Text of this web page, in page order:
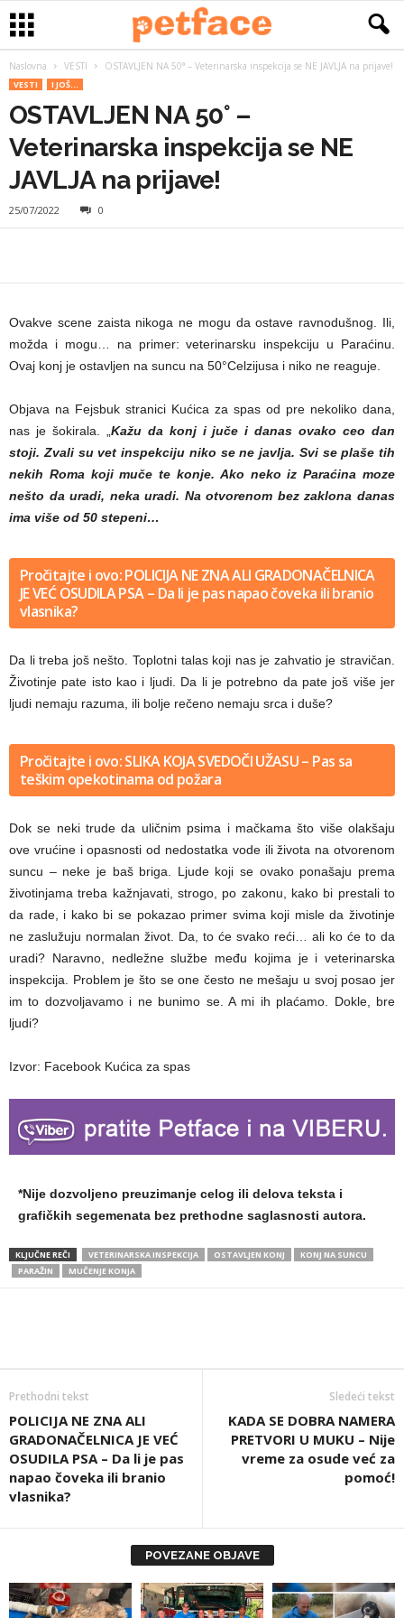
Naslovna VESTI OSTAVLJEN NA 50° – Veterinarska inspekcija se NE JAVLJA na prijave!
VESTI I JOŠ...
OSTAVLJEN NA 50° –
Veterinarska inspekcija se NE
JAVLJA na prijave!
25/07/2022 0
Ovakve scene zaista nikoga ne mogu da ostave ravnodušnog. Ili,
možda i mogu… na primer: veterinarsku inspekciju u Paraćinu.
Ovaj konj je ostavljen na suncu na 50°Celzijusa i niko ne reaguje.
Objava na Fejsbuk stranici Kućica za spas od pre nekoliko dana,
nas je šokirala. „ Kažu da konj i juče i danas ovako ceo dan
stoji. Zvali su vet inspekciju niko se ne javlja. Svi se plaše tih
nekih Roma koji muče te konje. Ako neko iz Paraćina moze
nešto da uradi, neka uradi. Na otvorenom bez zaklona danas
ima više od 50 stepeni…
Pročitajte i ovo: POLICIJA NE ZNA ALI GRADONAČELNICA
JE VEĆ OSUDILA PSA – Da li je pas napao čoveka ili branio
vlasnika?
Da li treba još nešto. Toplotni talas koji nas je zahvatio je stravičan.
Životinje pate isto kao i ljudi. Da li je potrebno da pate još više jer
ljudi nemaju razuma, ili bolje rečeno nemaju srca i duše?
Pročitajte i ovo: SLIKA KOJA SVEDOČI UŽASU – Pas sa
teškim opekotinama od požara
Dok se neki trude da uličnim psima i mačkama što više olakšaju
ove vrućine i opasnosti od nedostatka vode ili života na otvorenom
suncu – neke je baš briga. Ljude koji se ovako ponašaju prema
životinjama treba kažnjavati, strogo, po zakonu, kako bi prestali to
da rade, i kako bi se pokazao primer svima koji misle da životinje
ne zaslužuju normalan život. Da, to će svako reći… ali ko će to da
uradi? Naravno, nedležne službe među kojima je i veterinarska
inspekcija. Problem je što se one često ne mešaju u svoj posao jer
im to dozvoljavamo i ne bunimo se. A mi ih plaćamo. Dokle, bre
ljudi?
Izvor: Facebook Kućica za spas
*Nije dozvoljeno preuzimanje celog ili delova teksta i
grafičkih segemenata bez prethodne saglasnosti autora.
KLJUČNE REČI VETERINARSKA INSPEKCIJA OSTAVLJEN KONJ
KONJ NA SUNCU
PARAŽIN
MUČENJE KONJA
Prethodni tekst
POLICIJA NE ZNA ALI
GRADONAČELNICA JE VEĆ
OSUDILA PSA – Da li je pas
napao čoveka ili branio
vlasnika?
Sledeći tekst
KADA SE DOBRA NAMERA
PRETVORI U MUKU – Nije
vreme za osude već za
pomoć!
POVEZANE OBJAVE